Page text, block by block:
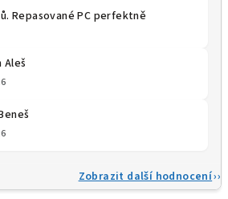
Repasované PC perfektně
Aleš
Zobrazit další hodnocení